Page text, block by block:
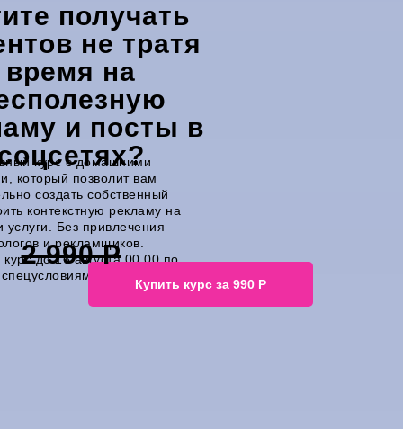
получать
не тратя
время на
и посты в
курс с домашними
который позволит вам
создать собственный
контекстную рекламу на
услуги. Без привлечения
и рекламщиков.
курс до 16 августа 00.00 по
спецусловиям:
Купить курс за 990 Р
2 990 Р